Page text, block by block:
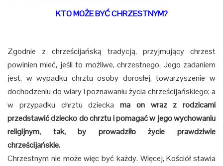
KTO MOŻE BYĆ CHRZESTNYM?
Zgodnie z chrześcijańską tradycją, przyjmujący chrzest
powinien mieć, jeśli to możliwe, chrzestnego. Jego zadaniem
jest, w wypadku chrztu osoby dorosłej, towarzyszenie w
dochodzeniu do wiary i poznawaniu życia chrześcijańskiego; a
w przypadku chrztu dziecka ma on wraz z rodzicami
przedstawić dziecko do chrztu i pomagać w jego wychowaniu
religijnym, tak, by prowadziło życie prawdziwie
chrześcijańskie.
Chrzestnym nie może więc być każdy. Więcej, Kościół stawia